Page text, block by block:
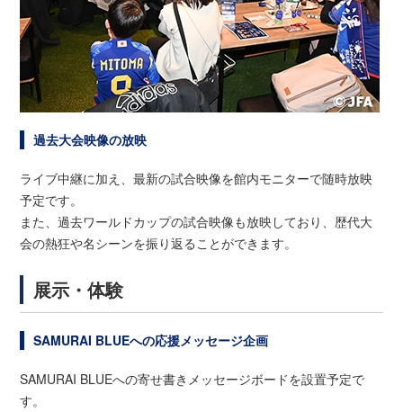
過去大会映像の放映
ライブ中継に加え、最新の試合映像を館内モニターで随時放映
予定です。
また、過去ワールドカップの試合映像も放映しており、歴代大
会の熱狂や名シーンを振り返ることができます。
展示・体験
SAMURAI BLUEへの応援メッセージ企画
SAMURAI BLUEへの寄せ書きメッセージボードを設置予定で
す。